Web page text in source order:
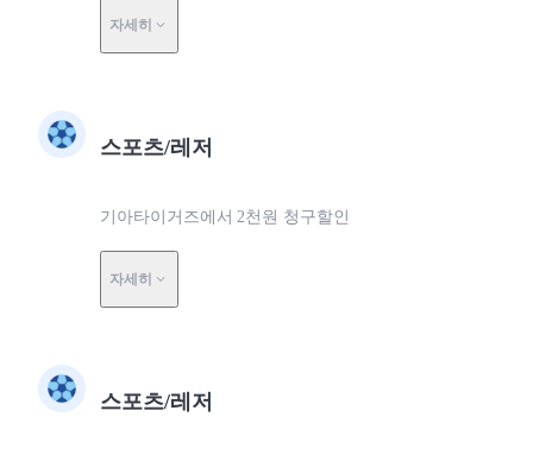
자세히
스포츠/레저
기아타이거즈에서 2천원 청구할인
자세히
스포츠/레저